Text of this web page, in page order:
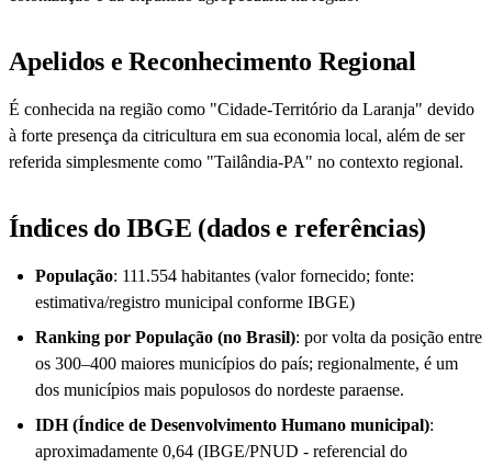
Apelidos e Reconhecimento Regional
É conhecida na região como "Cidade-Território da Laranja" devido
à forte presença da citricultura em sua economia local, além de ser
referida simplesmente como "Tailândia-PA" no contexto regional.
Índices do IBGE (dados e referências)
População: 111.554 habitantes (valor fornecido; fonte:
estimativa/registro municipal conforme IBGE)
Ranking por População (no Brasil): por volta da posição entre
os 300–400 maiores municípios do país; regionalmente, é um
dos municípios mais populosos do nordeste paraense.
IDH (Índice de Desenvolvimento Humano municipal):
aproximadamente 0,64 (IBGE/PNUD - referencial do